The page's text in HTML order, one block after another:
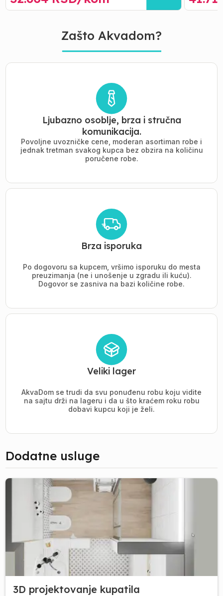
Zašto Akvadom?
Ljubazno osoblje, brza i stručna
komunikacija.
Povoljne uvozničke cene, moderan asortiman robe i
jednak tretman svakog kupca bez obzira na količinu
poručene robe.
Brza isporuka
Po dogovoru sa kupcem, vršimo isporuku do mesta
preuzimanja (ne i unošenje u zgradu ili kuću).
Dogovor se zasniva na bazi količine robe.
Veliki lager
AkvaDom se trudi da svu ponuđenu robu koju vidite
na sajtu drži na lageru i da u što kraćem roku robu
dobavi kupcu koji je želi.
Dodatne usluge
3D projektovanje kupatila